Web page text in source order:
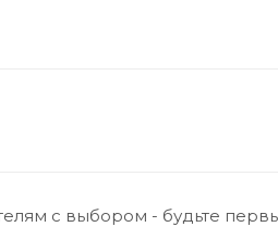
с выбором - будьте